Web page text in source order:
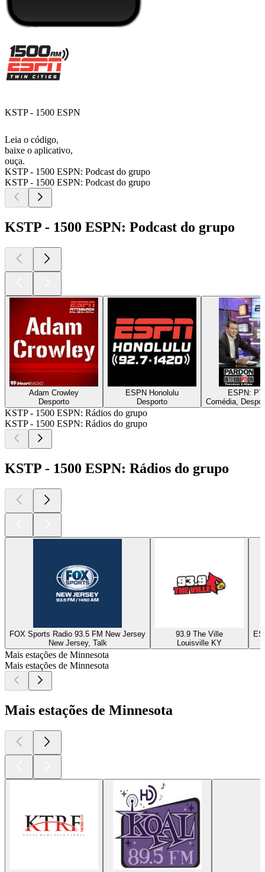
KSTP - 1500 ESPN
Leia o código,
baixe o aplicativo,
ouça.
KSTP - 1500 ESPN: Podcast do grupo
KSTP - 1500 ESPN: Podcast do grupo
KSTP - 1500 ESPN: Podcast do grupo
Adam Crowley
Desporto
ESPN Honolulu
Desporto
ESPN:
Comédia,
KSTP - 1500 ESPN: Rádios do grupo
KSTP - 1500 ESPN: Rádios do grupo
KSTP - 1500 ESPN: Rádios do grupo
FOX Sports Radio 93.5 FM New Jersey
New Jersey, Talk
93.9 The Ville
Louisville KY
Mais estações de Minnesota
Mais estações de Minnesota
Mais estações de Minnesota